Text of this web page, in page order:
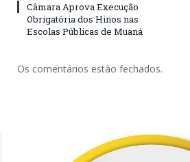
Câmara Aprova Execução
Obrigatória dos Hinos nas
Escolas Públicas de Muaná
Os comentários estão fechados.